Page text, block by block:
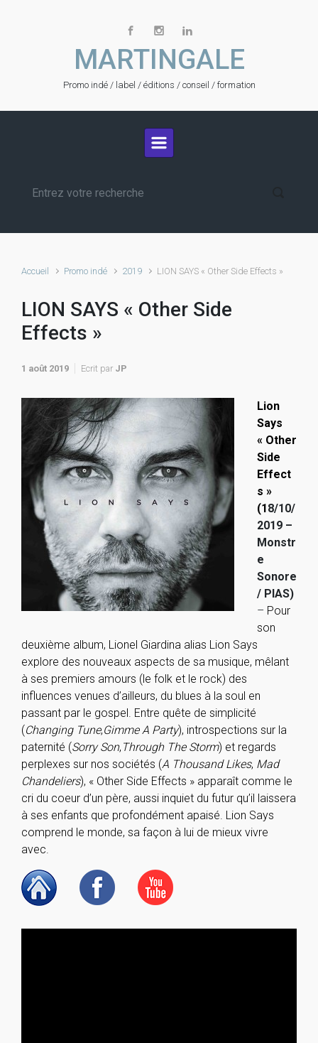
MARTINGALE
Promo indé / label / éditions / conseil / formation
Accueil Promo indé 2019 LION SAYS « Other Side Effects »
LION SAYS « Other Side
Effects »
1 août 2019 Ecrit par JP
Lion
Says
« Other
Side
Effect
s »
(18/10/
2019 –
Monstr
e
Sonore
/ PIAS)
– Pour
son
deuxième album, Lionel Giardina alias Lion Says
explore des nouveaux aspects de sa musique, mêlant
à ses premiers amours (le folk et le rock) des
influences venues d’ailleurs, du blues à la soul en
passant par le gospel. Entre quête de simplicité
(Changing Tune,Gimme A Party), introspections sur la
paternité (Sorry Son, Through The Storm) et regards
perplexes sur nos sociétés (A Thousand Likes, Mad
Chandeliers), « Other Side Effects » apparaît comme le
cri du coeur d’un père, aussi inquiet du futur qu’il laissera
à ses enfants que profondément apaisé. Lion Says
comprend le monde, sa façon à lui de mieux vivre
avec.